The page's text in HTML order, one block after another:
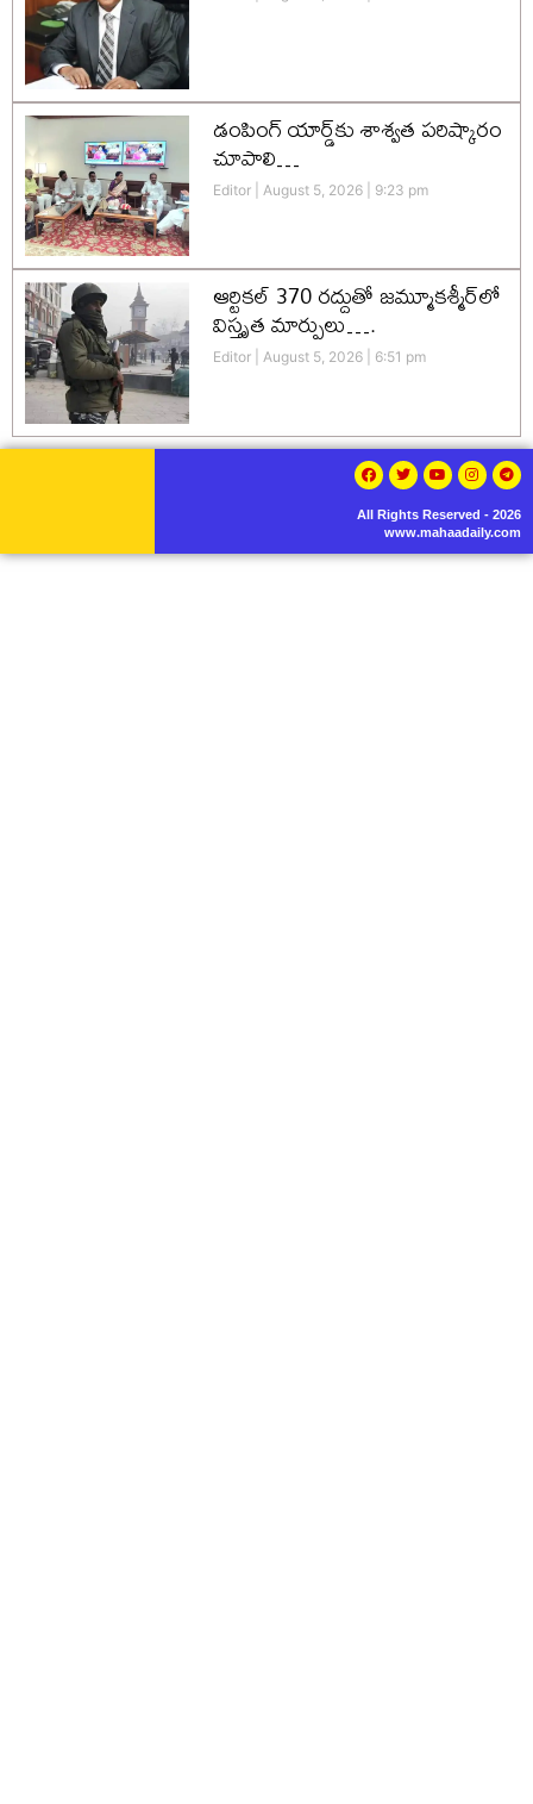
డంపింగ్ యార్డ్‌కు శాశ్వత పరిష్కారం
చూపాలి…
Editor August 5, 2026 9:23 pm
ఆర్టికల్ 370 రద్దుతో జమ్మూకశ్మీర్‌లో
విస్తృత మార్పులు….
Editor August 5, 2026 6:51 pm
All Rights Reserved - 2026
www.mahaadaily.com